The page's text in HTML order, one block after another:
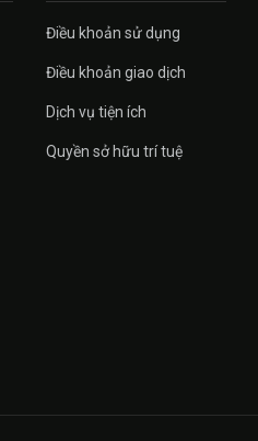
Điều khoản sử dụng
Điều khoản giao dịch
Dịch vụ tiện ích
Quyền sở hữu trí tuệ